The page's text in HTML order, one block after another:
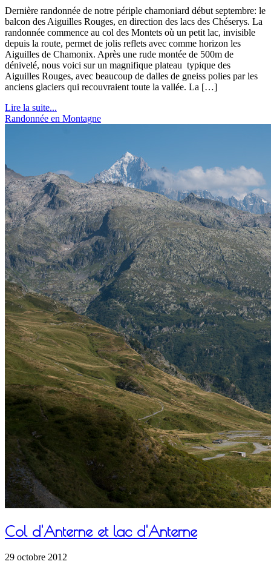
Dernière randonnée de notre périple chamoniard début septembre: le
balcon des Aiguilles Rouges, en direction des lacs des Chéserys. La
randonnée commence au col des Montets où un petit lac, invisible
depuis la route, permet de jolis reflets avec comme horizon les
Aiguilles de Chamonix. Après une rude montée de 500m de
dénivelé, nous voici sur un magnifique plateau typique des
Aiguilles Rouges, avec beaucoup de dalles de gneiss polies par les
anciens glaciers qui recouvraient toute la vallée. La […]
Lire la suite...
Randonnée en Montagne
Col d'Anterne et lac d'Anterne
29 octobre 2012